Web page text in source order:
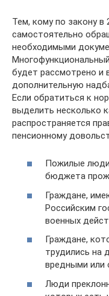
Тем, кому по закону в
самостоятельно
необходимыми
будет рассмотрено и
дополнительную
Если обратиться к
выделить несколько
распространяется
пенсионному
Пожилые
бюджета
Граждане,
Российским
военных
Граждане,
трудились на
вредными или
Люди